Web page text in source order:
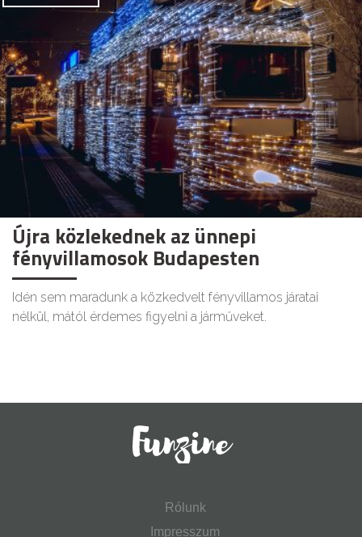
Újra közlekednek az ünnepi
fényvillamosok Budapesten
Idén sem maradunk a közkedvelt fényvillamos járatai
nélkül, mától érdemes figyelni a járműveket.
Rólunk
Impresszum